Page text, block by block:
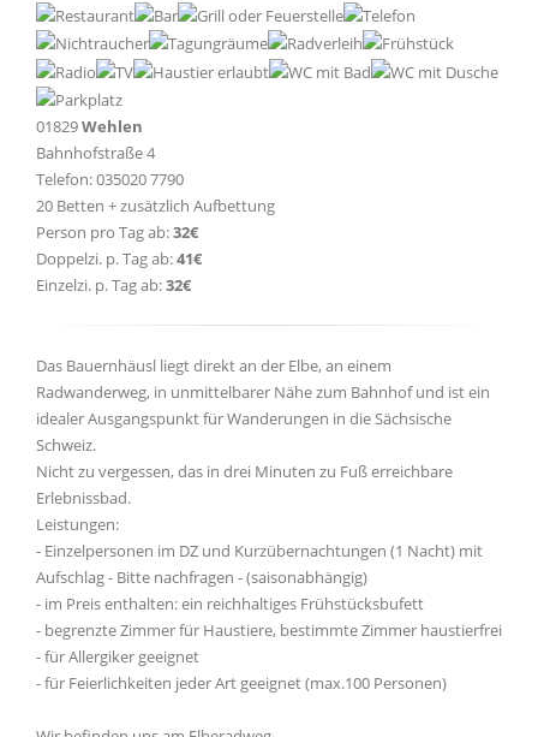
01829Wehlen
Bahnhofstraße 4
Telefon: 035020 7790
20 Betten + zusätzlich Aufbettung
Person pro Tag ab:32€
Doppelzi. p. Tag ab:41€
Einzelzi. p. Tag ab:32€
Das Bauernhäusl liegt direkt an der Elbe, an einem
Radwanderweg, in unmittelbarer Nähe zum Bahnhof und ist ein
idealer Ausgangspunkt für Wanderungen in die Sächsische
Schweiz.
Nicht zu vergessen, das in drei Minuten zu Fuß erreichbare
Erlebnissbad.
Leistungen:
- Einzelpersonen im DZ und Kurzübernachtungen (1 Nacht) mit
Aufschlag - Bitte nachfragen - (saisonabhängig)
- im Preis enthalten: ein reichhaltiges Frühstücksbufett
- begrenzte Zimmer für Haustiere, bestimmte Zimmer haustierfrei
- für Allergiker geeignet
- für Feierlichkeiten jeder Art geeignet (max.100 Personen)